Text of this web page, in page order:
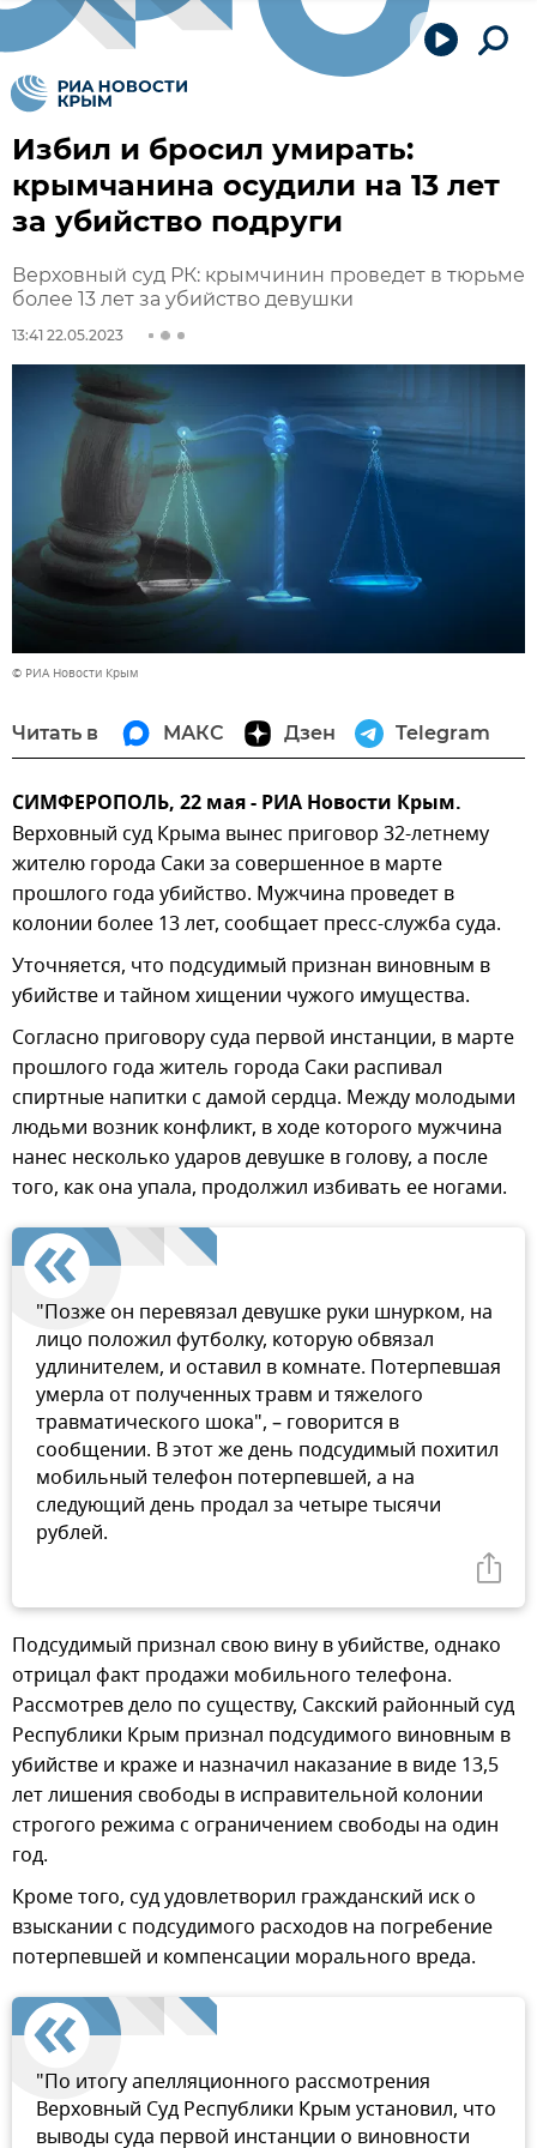
Избил и бросил умирать:
крымчанина осудили на 13 лет
за убийство подруги
Верховный суд РК: крымчинин проведет в тюрьме
более 13 лет за убийство девушки
13:41 22.05.2023
© РИА Новости Крым
Читать в МАКС Дзен Telegram
СИМФЕРОПОЛЬ, 22 мая - РИА Новости Крым.
Верховный суд Крыма вынес приговор 32-летнему
жителю города Саки за совершенное в марте
прошлого года убийство. Мужчина проведет в
колонии более 13 лет, сообщает пресс-служба суда.
Уточняется, что подсудимый признан виновным в
убийстве и тайном хищении чужого имущества.
Согласно приговору суда первой инстанции, в марте
прошлого года житель города Саки распивал
спиртные напитки с дамой сердца. Между молодыми
людьми возник конфликт, в ходе которого мужчина
нанес несколько ударов девушке в голову, а после
того, как она упала, продолжил избивать ее ногами.
"Позже он перевязал девушке руки шнурком, на
лицо положил футболку, которую обвязал
удлинителем, и оставил в комнате. Потерпевшая
умерла от полученных травм и тяжелого
травматического шока", – говорится в
сообщении. В этот же день подсудимый похитил
мобильный телефон потерпевшей, а на
следующий день продал за четыре тысячи
рублей.
Подсудимый признал свою вину в убийстве, однако
отрицал факт продажи мобильного телефона.
Рассмотрев дело по существу, Сакский районный суд
Республики Крым признал подсудимого виновным в
убийстве и краже и назначил наказание в виде 13,5
лет лишения свободы в исправительной колонии
строгого режима с ограничением свободы на один
год.
Кроме того, суд удовлетворил гражданский иск о
взыскании с подсудимого расходов на погребение
потерпевшей и компенсации морального вреда.
"По итогу апелляционного рассмотрения
Верховный Суд Республики Крым установил, что
выводы суда первой инстанции о виновности